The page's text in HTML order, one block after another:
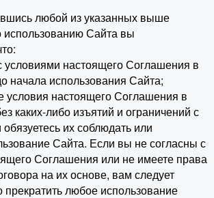
любой из указанных выше
использованию Сайта вы
условиями настоящего Соглашения в
начала использования Сайта;
условия настоящего Соглашения в
каких-либо изъятий и ограничений с
их соблюдать или
Сайта. Если вы не согласны с
Соглашения или не имеете права
на их основе, вам следует
прекратить любое использование